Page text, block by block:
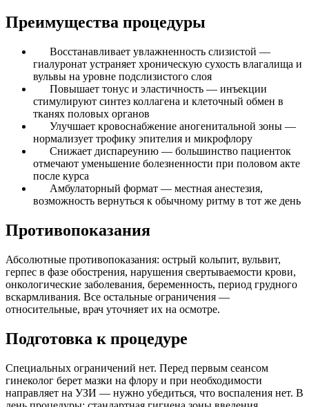
Преимущества процедуры
Восстанавливает увлажненность слизистой —
гиалуронат устраняет хроническую сухость влагалища и
вульвы на уровне подслизистого слоя
Повышает тонус и эластичность — инъекции
стимулируют синтез коллагена и клеточный обмен в
тканях половых органов
Улучшает кровоснабжение аногенитальной зоны —
нормализует трофику эпителия и микрофлору
Снижает диспареунию — большинство пациенток
отмечают уменьшение болезненности при половом акте
после курса
Амбулаторный формат — местная анестезия,
возможность вернуться к обычному ритму в тот же день
Противопоказания
Абсолютные противопоказания: острый кольпит, вульвит,
герпес в фазе обострения, нарушения свертываемости крови,
онкологические заболевания, беременность, период грудного
вскармливания. Все остальные ограничения —
относительные, врач уточняет их на осмотре.
Подготовка к процедуре
Специальных ограничений нет. Перед первым сеансом
гинеколог берет мазки на флору и при необходимости
направляет на УЗИ — нужно убедиться, что воспаления нет. В